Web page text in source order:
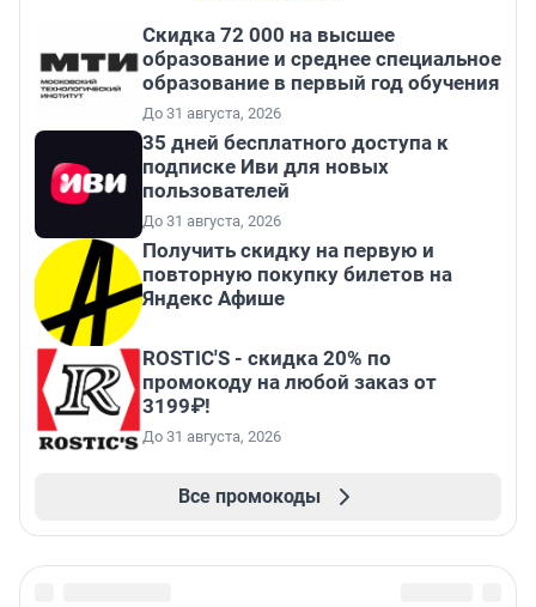
Скидка 72 000 на высшее
образование и среднее специальное
образование в первый год обучения
До 31 августа, 2026
35 дней бесплатного доступа к
подписке Иви для новых
пользователей
До 31 августа, 2026
Получить скидку на первую и
повторную покупку билетов на
Яндекс Афише
ROSTIC'S - скидка 20% по
промокоду на любой заказ от
3199₽!
До 31 августа, 2026
Все промокоды